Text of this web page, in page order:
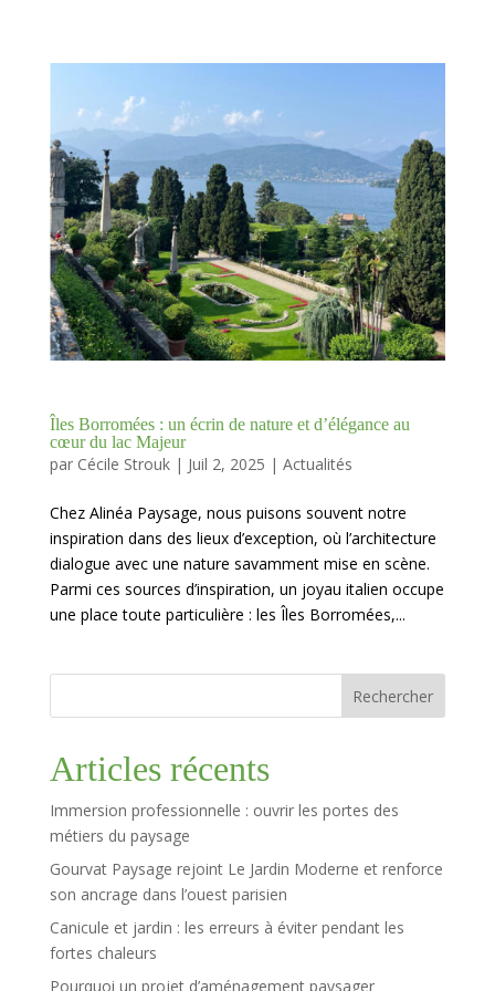
Îles Borromées : un écrin de nature et d’élégance au
cœur du lac Majeur
par Cécile Strouk| Juil 2, 2025 | Actualités
Chez Alinéa Paysage, nous puisons souvent notre
inspiration dans des lieux d’exception, où l’architecture
dialogue avec une nature savamment mise en scène.
Parmi ces sources d’inspiration, un joyau italien occupe
une place toute particulière : les Îles Borromées,...
Rechercher
Articles récents
Immersion professionnelle : ouvrir les portes des
métiers du paysage
Gourvat Paysage rejoint Le Jardin Moderne et renforce
son ancrage dans l’ouest parisien
Canicule et jardin : les erreurs à éviter pendant les
fortes chaleurs
Pourquoi un projet d’aménagement paysager